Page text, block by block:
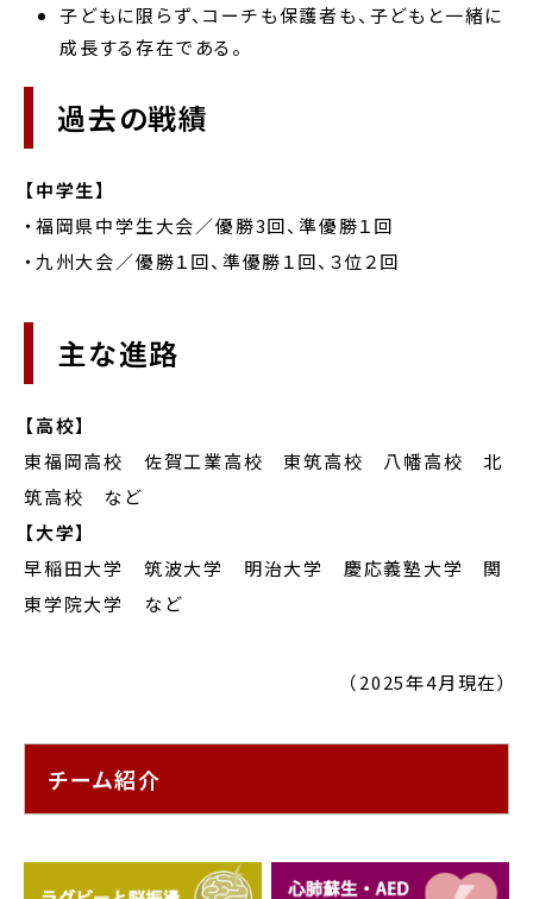
子どもに限らず、コーチも保護者も、子どもと一緒に
成長する存在である。
過去の戦績
【中学生】
・福岡県中学生大会／優勝3回、準優勝１回
・九州大会／優勝１回、準優勝１回、３位２回
主な進路
【高校】
東福岡高校 佐賀工業高校 東筑高校 八幡高校 北
筑高校 など
【大学】
早稲田大学 筑波大学 明治大学 慶応義塾大学 関
東学院大学 など
（2025年4月現在）
チーム紹介